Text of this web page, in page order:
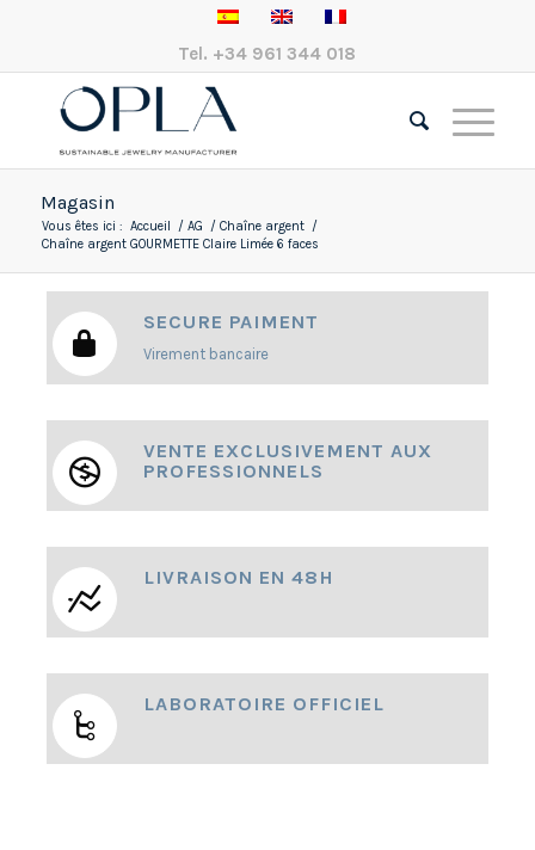
Tel. +34 961 344 018
Magasin
Vous êtes ici : Accueil / AG / Chaîne argent /
Chaîne argent GOURMETTE Claire Limée 6 faces
SECURE PAIMENT
Virement bancaire
VENTE EXCLUSIVEMENT AUX
PROFESSIONNELS
LIVRAISON EN 48H
LABORATOIRE OFFICIEL